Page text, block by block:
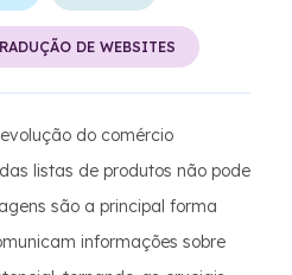
DE WEBSITES
do comércio
listas de produtos não pode
são a principal forma
informações sobre